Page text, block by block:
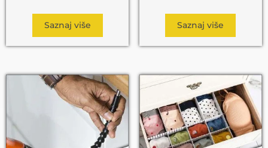
Saznaj više Saznaj više